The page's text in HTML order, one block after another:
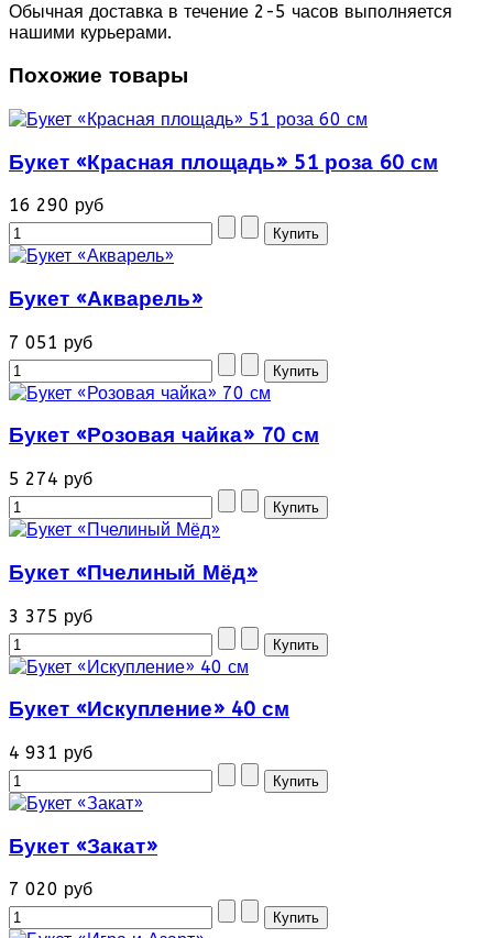
Обычная доставка в течение 2-5 часов выполняется
нашими курьерами.
Похожие товары
Букет «Красная площадь» 51 роза 60 см
16 290 руб
Букет «Акварель»
7 051 руб
Букет «Розовая чайка» 70 см
5 274 руб
Букет «Пчелиный Мёд»
3 375 руб
Букет «Искупление» 40 см
4 931 руб
Букет «Закат»
7 020 руб